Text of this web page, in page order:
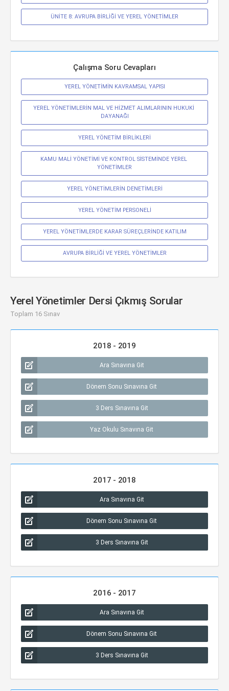
ÜNİTE 8: AVRUPA BİRLİĞİ VE YEREL YÖNETİMLER
Çalışma Soru Cevapları
YEREL YÖNETİMİN KAVRAMSAL YAPISI
YEREL YÖNETİMLERİN MAL VE HİZMET ALIMLARININ HUKUKİ
DAYANAĞI
YEREL YÖNETİM BİRLİKLERİ
KAMU MALİ YÖNETİMİ VE KONTROL SİSTEMİNDE YEREL
YÖNETİMLER
YEREL YÖNETİMLERİN DENETİMLERİ
YEREL YÖNETİM PERSONELİ
YEREL YÖNETİMLERDE KARAR SÜREÇLERİNDE KATILIM
AVRUPA BİRLİĞİ VE YEREL YÖNETİMLER
Yerel Yönetimler Dersi Çıkmış Sorular
Toplam 16 Sınav
2018 - 2019
Ara Sınavına Git
Dönem Sonu Sınavına Git
3 Ders Sınavına Git
Yaz Okulu Sınavına Git
2017 - 2018
Ara Sınavına Git
Dönem Sonu Sınavına Git
3 Ders Sınavına Git
2016 - 2017
Ara Sınavına Git
Dönem Sonu Sınavına Git
3 Ders Sınavına Git